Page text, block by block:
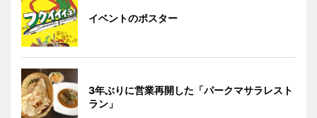
イベントのポスター
3年ぶりに営業再開した「パークマサラレスト
ラン」